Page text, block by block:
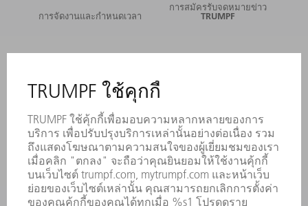
การจัดงานและกำหนดเวลา
การสมัครรับจดหมายข่าว
TRUMPF
บริการออนไลน์
สถานที่ตั้ง
การจัดงานและกำหนดเวลา
การลงทะเบียนรับหนังสือพิมพ์
แผ่นข้อมูลด้านความปลอดภัย
ผลิตภัณฑ์
เครื่องจักร & ระบบ
เลเซอร์